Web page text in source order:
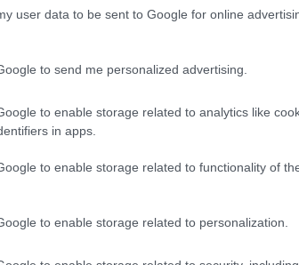
user data to be sent to Google for online
to send me personalized advertising.
to enable storage related to analytics like
in apps.
to enable storage related to functionality of
to enable storage related to personalization.